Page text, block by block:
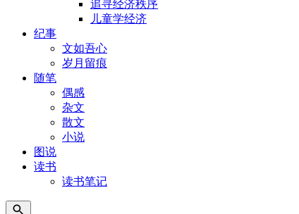
追寻经济秩序
儿童学经济
纪事
文如吾心
岁月留痕
随笔
偶感
杂文
散文
小说
图说
读书
读书笔记